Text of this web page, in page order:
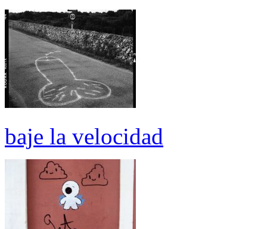
baje la velocidad